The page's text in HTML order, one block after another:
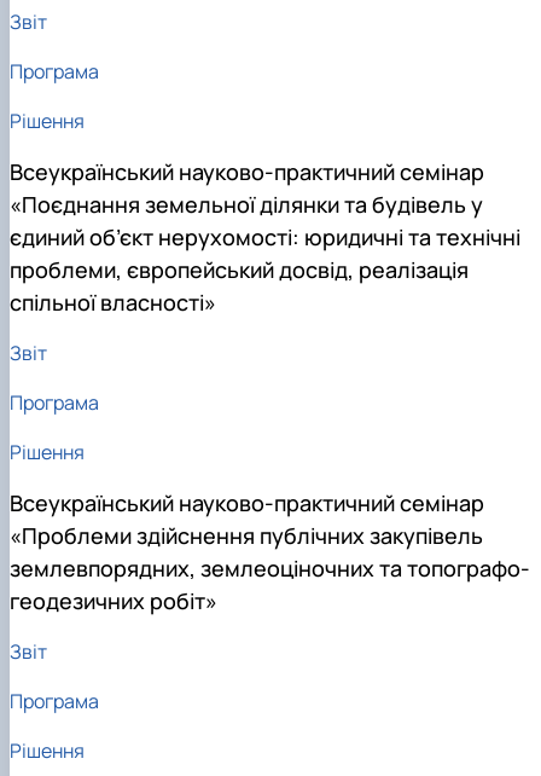
Звіт
Програма
Рішення
Всеукраїнський науково-практичний семінар
«Поєднання земельної ділянки та будівель у
єдиний об’єкт нерухомості: юридичні та технічні
проблеми, європейський досвід, реалізація
спільної власності»
Звіт
Програма
Рішення
Всеукраїнський науково-практичний семінар
«Проблеми здійснення публічних закупівель
землевпорядних, землеоціночних та топографо-
геодезичних робіт»
Звіт
Програма
Рішення